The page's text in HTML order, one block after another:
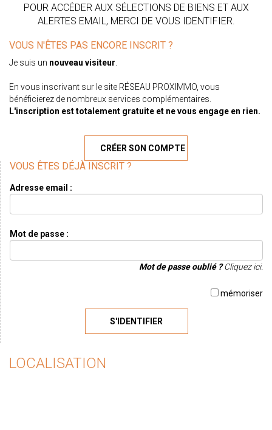
POUR ACCÉDER AUX SÉLECTIONS DE BIENS ET AUX
ALERTES EMAIL, MERCI DE VOUS IDENTIFIER.
VOUS N'ÊTES PAS ENCORE INSCRIT ?
Je suis un nouveau visiteur.
En vous inscrivant sur le site RÉSEAU PROXIMMO, vous
bénéficierez de nombreux services complémentaires.
L'inscription est totalement gratuite et ne vous engage en rien.
CRÉER SON COMPTE
VOUS ÊTES DÉJÀ INSCRIT ?
Adresse email :
Mot de passe :
Mot de passe oublié ?Cliquez ici.
mémoriser
S'IDENTIFIER
LOCALISATION